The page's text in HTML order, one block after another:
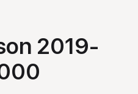
2019-